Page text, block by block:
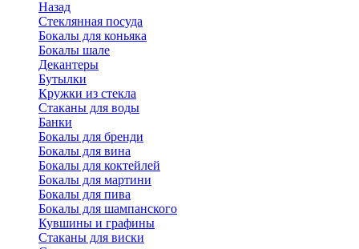
Назад
Стеклянная посуда
Бокалы для коньяка
Бокалы шале
Декантеры
Бутылки
Кружки из стекла
Стаканы для воды
Банки
Бокалы для бренди
Бокалы для вина
Бокалы для коктейлей
Бокалы для мартини
Бокалы для пива
Бокалы для шампанского
Кувшины и графины
Стаканы для виски